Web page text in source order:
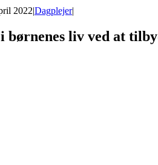
2022|Dagplejer|
børnenes liv ved at